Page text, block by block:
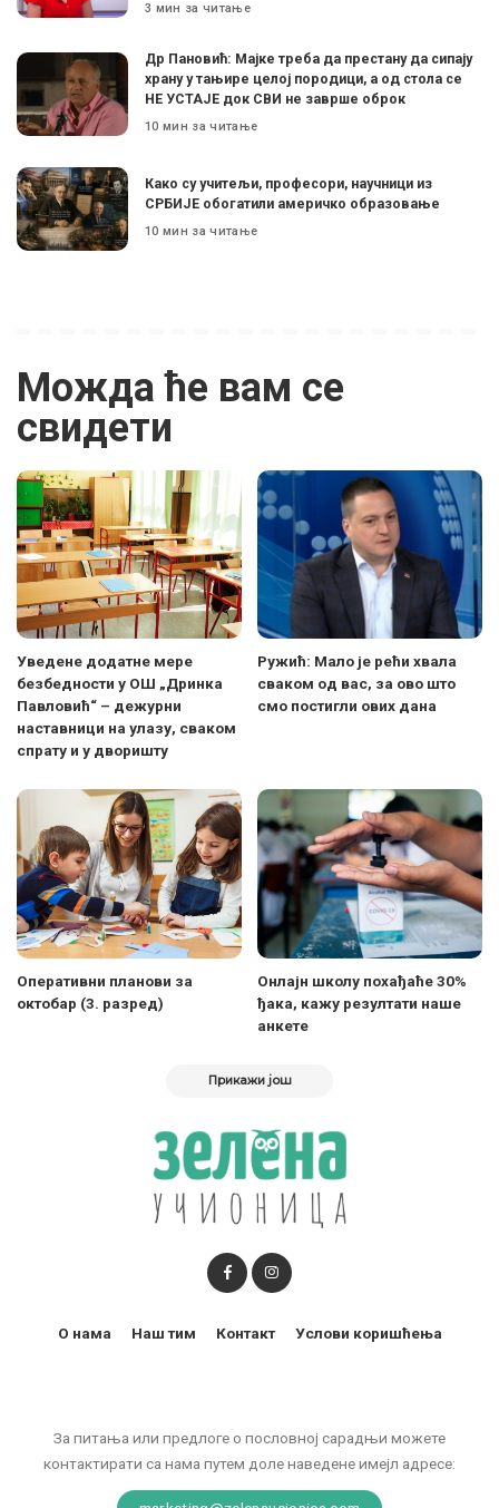
3 мин за читање
Др Пановић: Мајке треба да престану да сипају
храну у тањире целој породици, а од стола се
НЕ УСТАЈЕ док СВИ не заврше оброк
10 мин за читање
Како су учитељи, професори, научници из
СРБИЈЕ обогатили америчко образовање
10 мин за читање
Можда ће вам се
свидети
Уведене додатне мере
безбедности у ОШ „Дринка
Павловић“ – дежурни
наставници на улазу, сваком
спрату и у дворишту
Ружић: Мало је рећи хвала
сваком од вас, за ово што
смо постигли ових дана
Оперативни планови за
октобар (3. разред)
Онлајн школу похађаће 30%
ђака, кажу резултати наше
анкете
Прикажи још
За питања или предлоге о пословној сарадњи можете
контактирати са нама путем доле наведене имејл адресе:
О нама Наш тим Контакт Услови коришћења